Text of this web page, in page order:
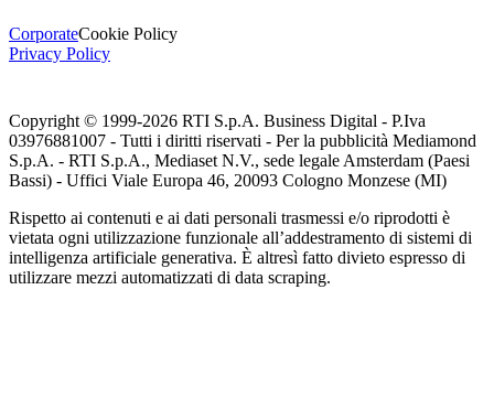
CorporateCookie Policy
Privacy Policy
Copyright © 1999-2026 RTI S.p.A. Business Digital - P.Iva
03976881007 - Tutti i diritti riservati - Per la pubblicità Mediamond
S.p.A. - RTI S.p.A., Mediaset N.V., sede legale Amsterdam (Paesi
Bassi) - Uffici Viale Europa 46, 20093 Cologno Monzese (MI)
Rispetto ai contenuti e ai dati personali trasmessi e/o riprodotti è
vietata ogni utilizzazione funzionale all’addestramento di sistemi di
intelligenza artificiale generativa. È altresì fatto divieto espresso di
utilizzare mezzi automatizzati di data scraping.